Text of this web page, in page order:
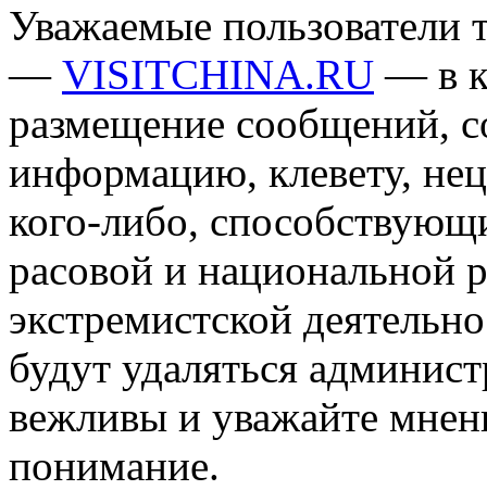
Уважаемые пользователи
— VISITCHINA.RU — в
размещение сообщений,
информацию, клевету,
кого-либо,
расовой и национальной
экстремистской
будут удаляться
вежливы и уважайте
понимание.